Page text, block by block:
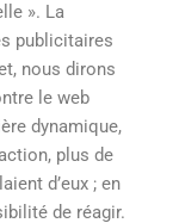
». La
publicitaires
nous dirons
le web
dynamique,
plus de
d’eux ; en
de réagir.